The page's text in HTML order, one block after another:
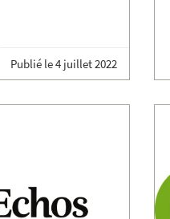
Publié le4 juillet 2022